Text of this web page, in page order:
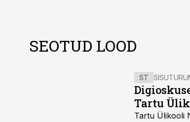
SEOTUD LOOD
ST
Tartu
Tartu Ülikooli